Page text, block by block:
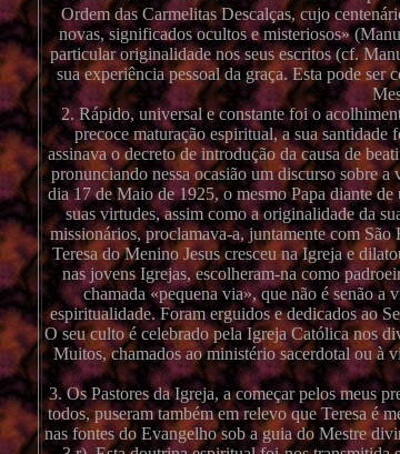
Ordem das Carmelitas Descalças, cujo
novas, significados ocultos e misteriosos»
particular originalidade nos seus escritos (cf.
sua experiência pessoal da graça. Esta pode
2. Rápido, universal e constante foi o
precoce maturação espiritual, a sua
assinava o decreto de introdução da causa de
pronunciando nessa ocasião um discurso sobre
dia 17 de Maio de 1925, o mesmo Papa diante
suas virtudes, assim como a originalidade da
missionários, proclamava-a, juntamente com
Teresa do Menino Jesus cresceu na Igreja e
nas jovens Igrejas, escolheram-na como
chamada «pequena via», que não é senão a
espiritualidade. Foram erguidos e dedicados ao
O seu culto é celebrado pela Igreja Católica nos
Muitos, chamados ao ministério sacerdotal ou à
3. Os Pastores da Igreja, a começar pelos meus
todos, puseram também em relevo que Teresa é
nas fontes do Evangelho sob a guia do Mestre